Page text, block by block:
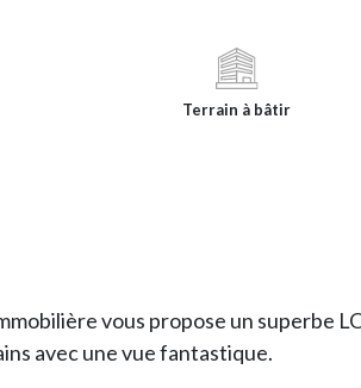
Terrain à bâtir
vous propose un superbe
avec une vue fantastique.